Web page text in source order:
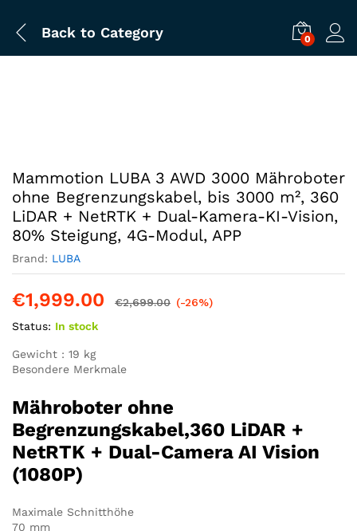
Back to Category 0
Mammotion LUBA 3 AWD 3000 Mähroboter
ohne Begrenzungskabel, bis 3000 m², 360
LiDAR + NetRTK + Dual-Kamera-KI-Vision,
80% Steigung, 4G-Modul, APP
Brand: LUBA
€1,999.00 €2,699.00 (-26%)
Status: In stock
Gewicht : 19 kg
Besondere Merkmale
Mähroboter ohne
Begrenzungskabel,360 LiDAR +
NetRTK + Dual-Camera AI Vision
(1080P)
Maximale Schnitthöhe
70 mm